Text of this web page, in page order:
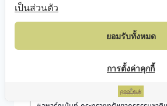
#หอพัก สำนักงานการตรวจเงินแผ่นดิน
#อพาร์ทเม้
#อพาร์ทเม้นท์ กรมธนารักษ์
#อพาร์ท
#อพาร์ทเม้นท์ กรมประชาสัมพันธ์
#อพาร์ทเม้นท์ กระทรวงการคลัง
เป็นส่วนตัว
ยอมรับทั้งหมด
การตั้งค่าคุกกี้